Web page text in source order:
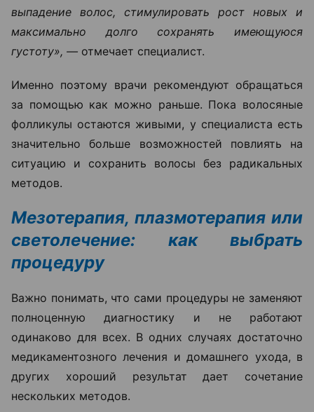
выпадение волос, стимулировать рост новых и
максимально долго сохранять имеющуюся
густоту», — отмечает специалист.
Именно поэтому врачи рекомендуют обращаться
за помощью как можно раньше. Пока волосяные
фолликулы остаются живыми, у специалиста есть
значительно больше возможностей повлиять на
ситуацию и сохранить волосы без радикальных
методов.
Мезотерапия, плазмотерапия или
светолечение: как выбрать
процедуру
Важно понимать, что сами процедуры не заменяют
полноценную диагностику и не работают
одинаково для всех. В одних случаях достаточно
медикаментозного лечения и домашнего ухода, в
других хороший результат дает сочетание
нескольких методов.